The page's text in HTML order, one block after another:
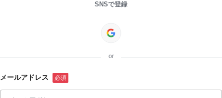
SNSで登録
or
メールアドレス